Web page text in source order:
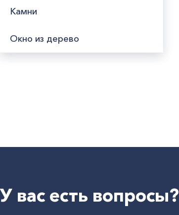
Камни
Окно из дерево
У вас есть вопросы?